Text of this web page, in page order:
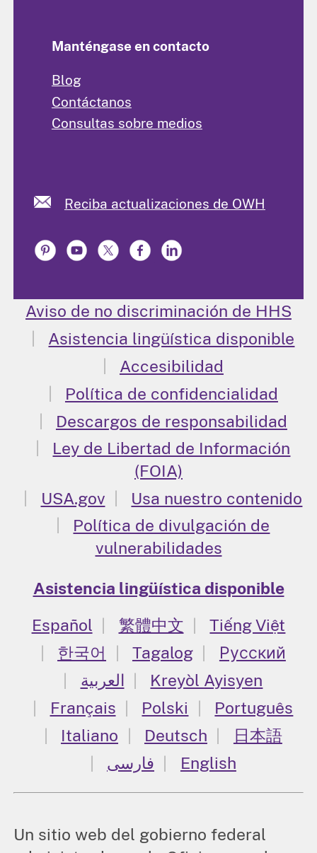
Manténgase en contacto
Blog
Contáctanos
Consultas sobre medios
Reciba actualizaciones de OWH
Aviso de no discriminación de HHS
Asistencia lingüística disponible
Accesibilidad
Política de confidencialidad
Descargos de responsabilidad
Ley de Libertad de Información
(FOIA)
USA.gov
Usa nuestro contenido
Política de divulgación de
vulnerabilidades
Asistencia lingüística disponible
Español
繁體中文
Tiếng Việt
한국어
Tagalog
Русский
العربية
Kreyòl Ayisyen
Français
Polski
Português
Italiano
Deutsch
日本語
فارسی
English
Un sitio web del gobierno federal